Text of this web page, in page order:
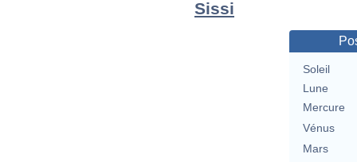
Sissi
Soleil
Lune
Mercure
Vénus
Mars